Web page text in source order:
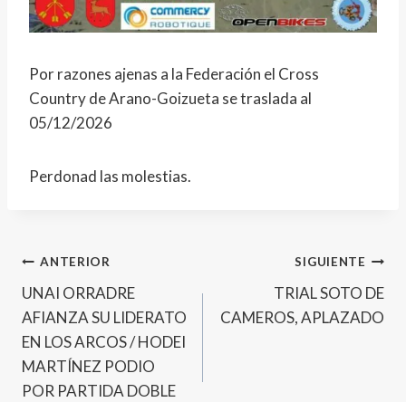
Por razones ajenas a la Federación el Cross
Country de Arano-Goizueta se traslada al
05/12/2026
Perdonad las molestias.
Navegación
de
entradas
ANTERIOR
UNAI ORRADRE
AFIANZA SU LIDERATO
EN LOS ARCOS / HODEI
MARTÍNEZ PODIO
POR PARTIDA DOBLE
SIGUIENTE
TRIAL SOTO DE
CAMEROS, APLAZADO